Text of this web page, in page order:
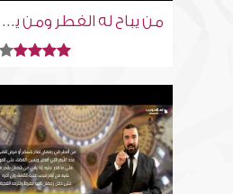
من يباح له الفطر ومن يحرم عليه | أحكام رمضان | إسلام ويب | للصم بلغة الإشارة